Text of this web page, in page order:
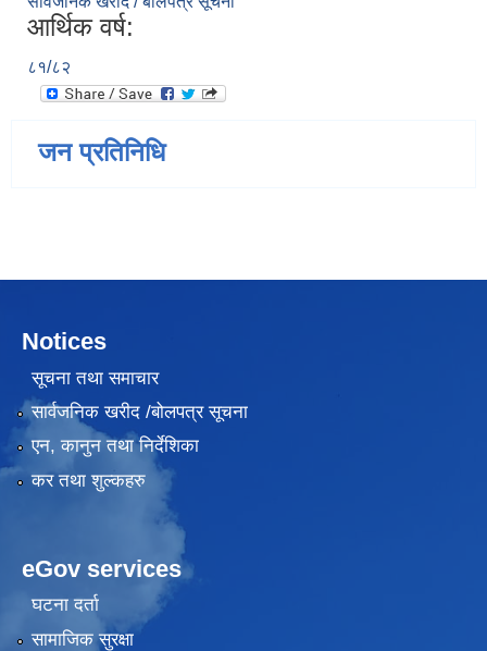
आर्थिक वर्ष:
८१/८२
जन प्रतिनिधि
Notices
सूचना तथा समाचार
सार्वजनिक खरीद /बोलपत्र सूचना
एन, कानुन तथा निर्देशिका
कर तथा शुल्कहरु
eGov services
घटना दर्ता
सामाजिक सुरक्षा